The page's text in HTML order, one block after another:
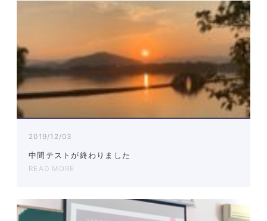
2019/12/03
中間テストが終わりました
READ MORE